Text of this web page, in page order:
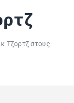
Τζορτζ στους